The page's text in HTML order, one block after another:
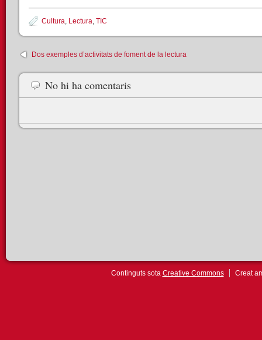
Cultura, Lectura, TIC
Dos exemples d’activitats de foment de la lectura
No hi ha comentaris
Continguts sota Creative Commons Creat